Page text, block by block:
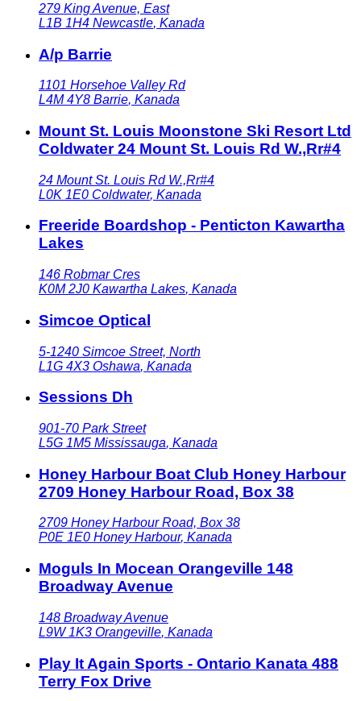
279 King Avenue, East
L1B 1H4 Newcastle, Kanada
A/p Barrie
1101 Horsehoe Valley Rd
L4M 4Y8 Barrie, Kanada
Mount St. Louis Moonstone Ski Resort Ltd
Coldwater 24 Mount St. Louis Rd W.,Rr#4
24 Mount St. Louis Rd W.,Rr#4
L0K 1E0 Coldwater, Kanada
Freeride Boardshop - Penticton Kawartha
Lakes
146 Robmar Cres
K0M 2J0 Kawartha Lakes, Kanada
Simcoe Optical
5-1240 Simcoe Street, North
L1G 4X3 Oshawa, Kanada
Sessions Dh
901-70 Park Street
L5G 1M5 Mississauga, Kanada
Honey Harbour Boat Club Honey Harbour
2709 Honey Harbour Road, Box 38
2709 Honey Harbour Road, Box 38
P0E 1E0 Honey Harbour, Kanada
Moguls In Mocean Orangeville 148
Broadway Avenue
148 Broadway Avenue
L9W 1K3 Orangeville, Kanada
Play It Again Sports - Ontario Kanata 488
Terry Fox Drive